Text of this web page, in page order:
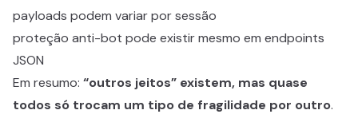
payloads podem variar por sessão
proteção anti-bot pode existir mesmo em endpoints
JSON
Em resumo: “outros jeitos” existem, mas quase
todos só trocam um tipo de fragilidade por outro.